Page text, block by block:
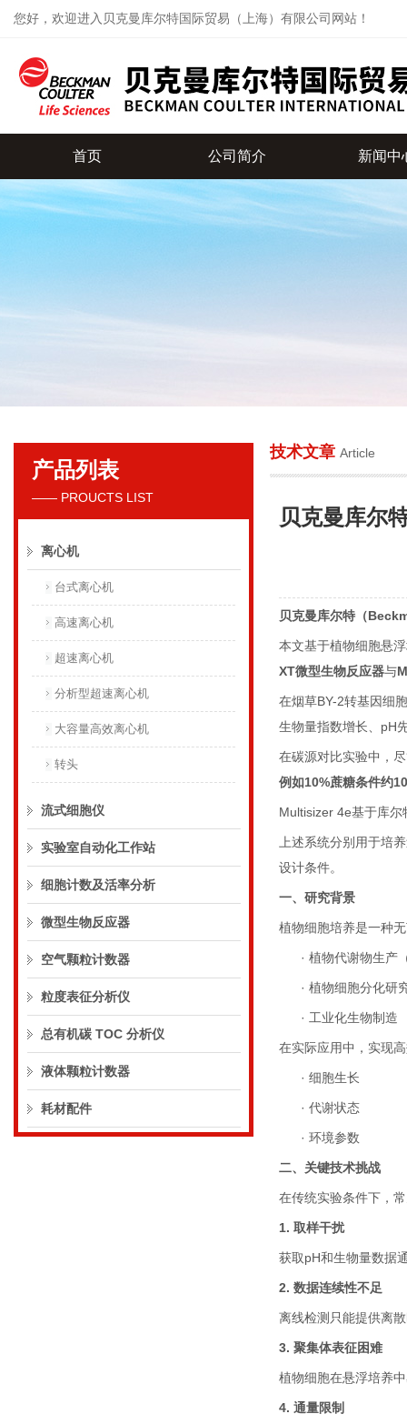
您好，欢迎进入贝克曼库尔特国际贸易（上海）有限公司网站！
贝克曼库尔特国际贸易（上海）有限公司
首页 公司简介 新闻中
产品列表
—— PROUCTS LIST
离心机
台式离心机
高速离心机
超速离心机
分析型超速离心机
大容量高效离心机
转头
流式细胞仪
实验室自动化工作站
细胞计数及活率分析
微型生物反应器
空气颗粒计数器
粒度表征分析仪
总有机碳 TOC 分析仪
液体颗粒计数器
耗材配件
技术文章 Article
贝克曼库尔
贝克曼库尔特（
本文基于植物细胞悬
XT微型生物反应器与
在烟草BY-2转基因细
生物量指数增长、 pH
在碳源对比实验中，
例如10%蔗糖条件约
Multisizer 4e基于库尔
上述系统分别用于培
设计条件。
一、研究背景
植物细胞培养是一种
· 植物代谢物生产
· 植物细胞分化研
· 工业化生物制造
在实际应用中，实现
· 细胞生长
· 代谢状态
· 环境参数
二、关键技术挑战
在传统实验条件下，
1. 取样干扰
获取pH和生物量数据
2. 数据连续性不足
离线检测只能提供离
3. 聚集体表征困难
植物细胞在悬浮培养
4. 通量限制